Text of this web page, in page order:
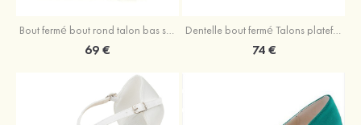
Bout fermé bout rond talon bas spéciale Chaussures
69 €
Dentelle bout fermé Talons plateforme escarpins talon compensé chaussures de mariage
74 €